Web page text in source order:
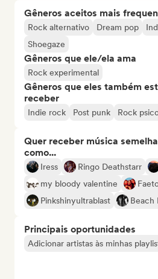
Gêneros aceitos mais
Rock alternativo Dream pop
Shoegaze
Gêneros que ele/ela ama
Rock experimental
Gêneros que eles também
receber
Indie rock Post punk Rock
Quer receber música
como...
Iress Ringo Deathstarr
my bloody valentine
Pinkshinyultrablast
Beach
Principais oportunidades
Adicionar artistas às minhas